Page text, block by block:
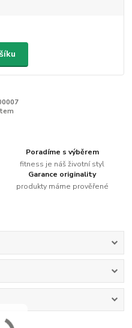
Poradíme s výběrem
fitness je náš životní styl
Garance originality
produkty máme prověřené